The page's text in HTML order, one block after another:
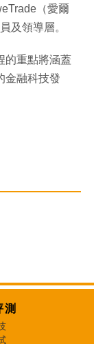
（愛爾
及領導層。
的重點將涵蓋
金融科技發
測